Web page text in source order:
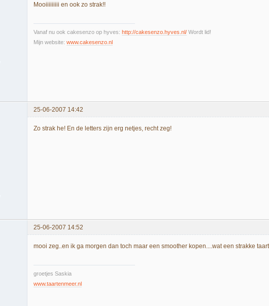
Mooiiiiiiiii en ook zo strak!!
Vanaf nu ook cakesenzo op hyves: http://cakesenzo.hyves.nl/ Wordt lid!
Mijn website: www.cakesenzo.nl
25-06-2007 14:42
Zo strak he! En de letters zijn erg netjes, recht zeg!
25-06-2007 14:52
mooi zeg..en ik ga morgen dan toch maar een smoother kopen....wat een strakke
groetjes Saskia
www.taartenmeer.nl